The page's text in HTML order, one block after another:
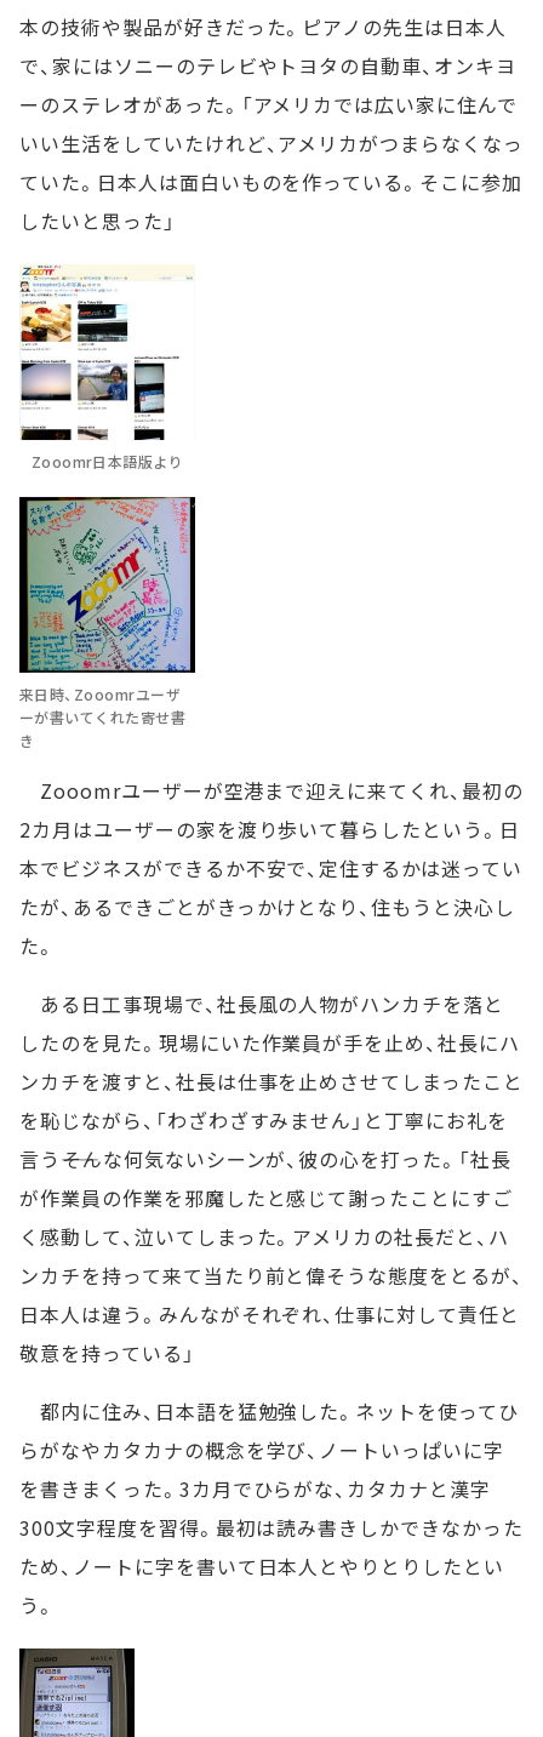
本の技術や製品が好きだった。ピアノの先生は日本人
で、家にはソニーのテレビやトヨタの自動車、オンキヨ
ーのステレオがあった。「アメリカでは広い家に住んで
いい生活をしていたけれど、アメリカがつまらなくなっ
ていた。日本人は面白いものを作っている。そこに参加
したいと思った」
Zooomr日本語版より
来日時、Zooomrユーザ
ーが書いてくれた寄せ書
き
Zooomrユーザーが空港まで迎えに来てくれ、最初の
2カ月はユーザーの家を渡り歩いて暮らしたという。日
本でビジネスができるか不安で、定住するかは迷ってい
たが、あるできごとがきっかけとなり、住もうと決心し
た。
ある日工事現場で、社長風の人物がハンカチを落と
したのを見た。現場にいた作業員が手を止め、社長にハ
ンカチを渡すと、社長は仕事を止めさせてしまったこと
を恥じながら、「わざわざすみません」と丁寧にお礼を
言う――そんな何気ないシーンが、彼の心を打った。「社長
が作業員の作業を邪魔したと感じて謝ったことにすご
く感動して、泣いてしまった。アメリカの社長だと、ハ
ンカチを持って来て当たり前と偉そうな態度をとるが、
日本人は違う。みんながそれぞれ、仕事に対して責任と
敬意を持っている」
都内に住み、日本語を猛勉強した。ネットを使ってひ
らがなやカタカナの概念を学び、ノートいっぱいに字
を書きまくった。3カ月でひらがな、カタカナと漢字
300文字程度を習得。最初は読み書きしかできなかった
ため、ノートに字を書いて日本人とやりとりしたとい
う。